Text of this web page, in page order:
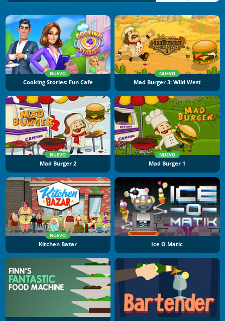
NUEVO
Cooking Stories: Fun Cafe
NUEVO
Mad Burger 3: Wild West
NUEVO
Mad Burger 2
NUEVO
Mad Burger 1
NUEVO
Kitchen Bazar Ice O Matic